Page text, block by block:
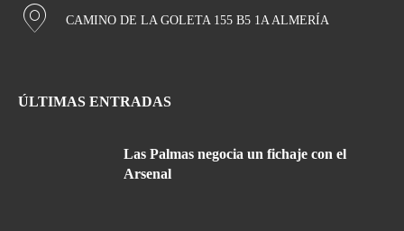
CAMINO DE LA GOLETA 155 B5 1A ALMERÍA
ÚLTIMAS ENTRADAS
Las Palmas negocia un fichaje con el
Arsenal